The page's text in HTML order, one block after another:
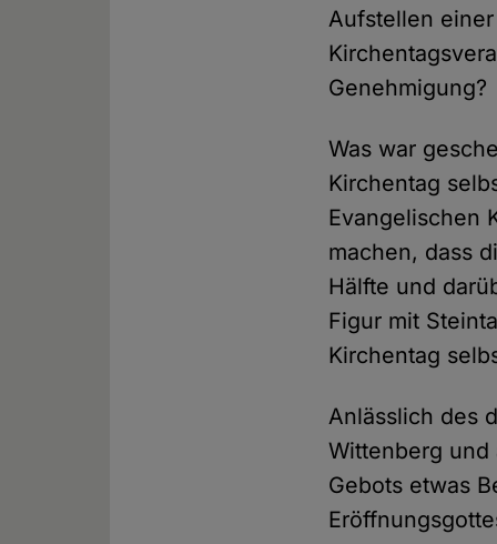
Aufstellen
Genehmigung?
Was war
Kirchentag
Evangelischen
machen, dass
Hälfte und
Figur mit
Kirchentag
Anlässlich des
Wittenberg und
Gebots etwas